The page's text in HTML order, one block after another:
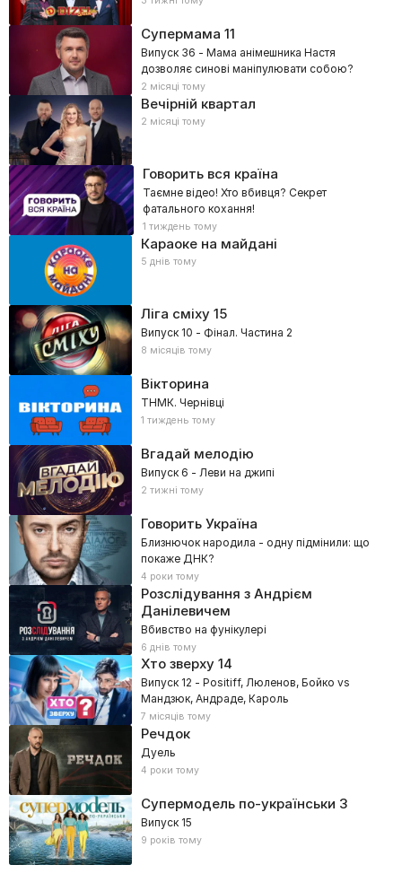
Супермама 11
Випуск 36 - Мама анімешника Настя
дозволяє синові маніпулювати собою?
2 місяці тому
Вечірній квартал
2 місяці тому
Говорить вся країна
Таємне відео! Хто вбивця? Секрет
фатального кохання!
1 тиждень тому
Караоке на майдані
5 днів тому
Ліга сміху15
Випуск 10 - Фінал. Частина 2
8 місяців тому
Вікторина
ТНМК. Чернівці
1 тиждень тому
Вгадай мелодію
Випуск 6 - Леви на джипі
2 тижні тому
Говорить Україна
Близнючок народила - одну підмінили: що
покаже ДНК?
4 роки тому
Розслідування з Андрієм
Данілевичем
Вбивство на фунікулері
6 днів тому
Хто зверху14
Випуск 12 - Positiff, Люленов, Бойко vs
Мандзюк, Андраде, Кароль
7 місяців тому
Речдок
Дуель
4 роки тому
Супермодель по-українськи 3
Випуск 15
9 років тому